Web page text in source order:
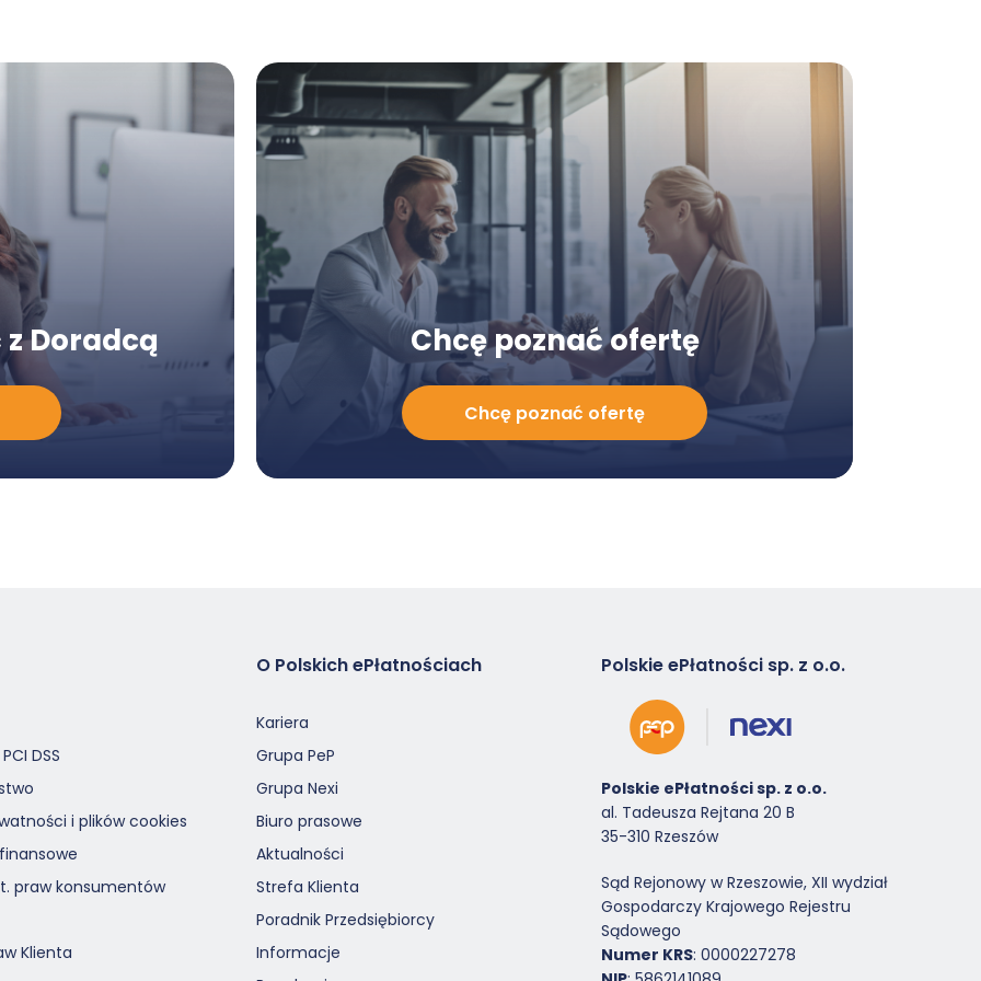
Doradcą Chcę poznać ofertę
Chcę poznać ofertę
DSS
i plików cookies
praw konsumentów
Klienta
O Polskich ePłatnościach
Kariera
Grupa PeP
Grupa Nexi
Biuro prasowe
Aktualności
Strefa Klienta
Poradnik Przedsiębiorcy
Informacje
Polskie ePłatności sp. z o.o.
Polskie ePłatności sp. z o.o.
al. Tadeusza Rejtana 20 B
35-310 Rzeszów
Sąd Rejonowy w Rzeszowie, XII wydział
Gospodarczy Krajowego Rejestru
Sądowego
Numer KRS: 0000227278